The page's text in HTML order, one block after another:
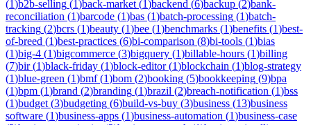
(1)b2b-selling (1)back-market (1)backend (6)backup (2)bank-
reconciliation (1)barcode (1)bas (1)batch-processing (1)batch-
tracking (2)bcrs (1)beauty (1)bee (1)benchmarks (1)benefits (1)best-
of-breed (1)best-practices (6)bi-comparison (8)bi-tools (1)bias
(1)big-4 (1)bigcommerce (3)bigquery (1)billable-hours (1)billing
(7)bir(1)black-friday (1)block-editor(1)blockchain (1)blog-strategy
(1)blue-green (1)bmf(1)bom (2)booking (5)bookkeeping (9)bpa
(1)bpm (1)brand (2)branding (1)brazil (2)breach-notification (1)bss
(1)budget (3)budgeting (6)build-vs-buy (3)business (13)business
software (1)business-apps (1)business-automation (1)business-case